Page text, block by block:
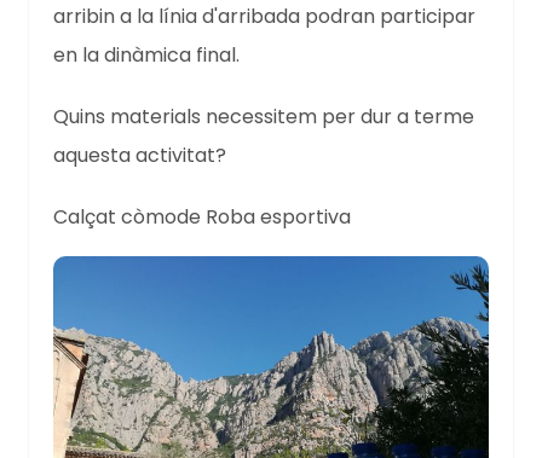
arribin a la línia d'arribada podran participar
en la dinàmica final.
Quins materials necessitem per dur a terme
aquesta activitat?
Calçat còmode Roba esportiva